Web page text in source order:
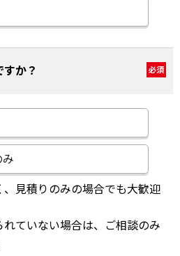
か？ 必須
見積りのみの場合でも大歓迎
ていない場合は、ご相談のみ